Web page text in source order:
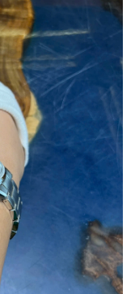
anh muốn một mẫu
tay, đây lại là điểm